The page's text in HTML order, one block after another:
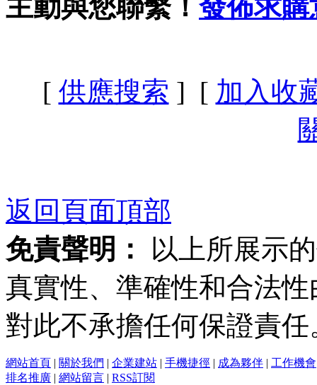
主動與您聯繫！ 發佈求購
[ 供應搜索 ] [ 加入收
返回頁面頂部
免責聲明：
以上所展示
真實性、準確性和合法
對此不承擔任何保證責任
網站首頁 | 關於我們 | 企業建站 | 手機捷徑 | 成為夥伴 | 工作機會
排名推廣 | 網站留言 | RSS訂閱